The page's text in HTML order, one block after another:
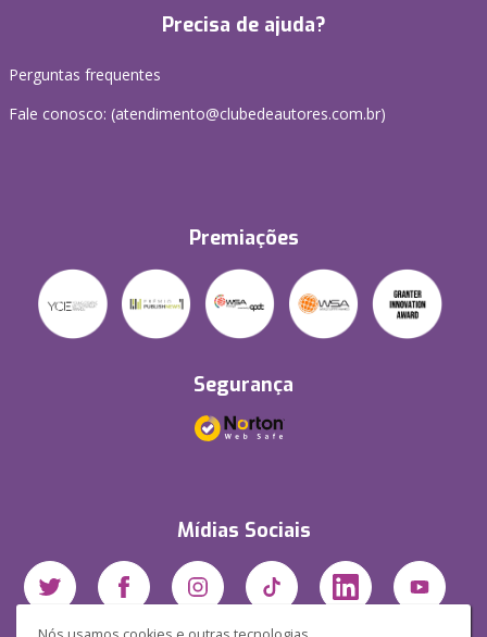
Precisa de ajuda?
Perguntas frequentes
Fale conosco: (atendimento@clubedeautores.com.br)
Premiações
Segurança
Mídias Sociais